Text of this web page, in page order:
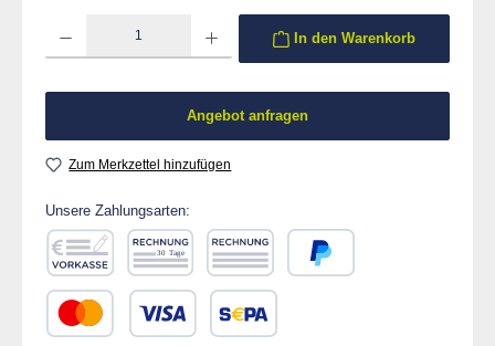
In den Warenkorb
Angebot anfragen
Zum Merkzettel hinzufügen
Unsere Zahlungsarten:
Vorkasse Rechnung 30 Tage
Rechnung